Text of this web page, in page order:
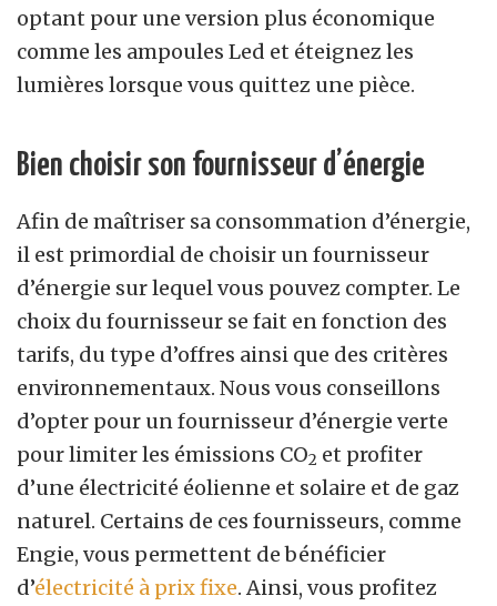
optant pour une version plus économique
comme les ampoules Led et éteignez les
lumières lorsque vous quittez une pièce.
Bien choisir son fournisseur d’énergie
Afin de maîtriser sa consommation d’énergie,
il est primordial de choisir un fournisseur
d’énergie sur lequel vous pouvez compter. Le
choix du fournisseur se fait en fonction des
tarifs, du type d’offres ainsi que des critères
environnementaux. Nous vous conseillons
d’opter pour un fournisseur d’énergie verte
pour limiter les émissions CO2 et profiter
d’une électricité éolienne et solaire et de gaz
naturel. Certains de ces fournisseurs, comme
Engie, vous permettent de bénéficier
d’électricité à prix fixe. Ainsi, vous profitez